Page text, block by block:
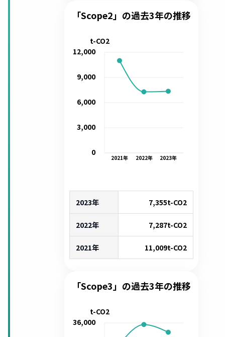
「Scope2」の過去3年の推移
2021年 2022年 2023年
0
3,000
6,000
9,000
12,000
t-CO2
2023年 7,355t-CO2
2022年 7,287t-CO2
2021年 11,009t-CO2
「Scope3」の過去3年の推移
36,000
t-CO2